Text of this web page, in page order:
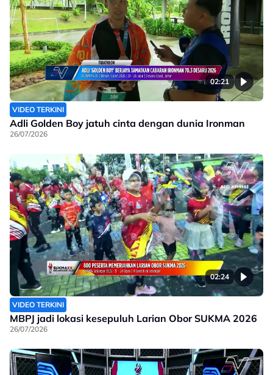
02:21
VIDEO TERKINI
Adli Golden Boy jatuh cinta dengan dunia Ironman
26/07/2026
02:24
VIDEO TERKINI
MBPJ jadi lokasi kesepuluh Larian Obor SUKMA 2026
26/07/2026